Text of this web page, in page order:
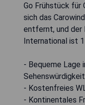
Go Frühstück für
sich das
entfernt, und der
International ist
- Bequeme Lage
- Kostenfreies
- Kontinentales